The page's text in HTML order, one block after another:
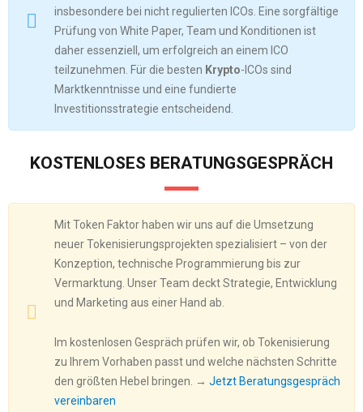
insbesondere bei nicht regulierten ICOs. Eine sorgfältige
Prüfung von White Paper, Team und Konditionen ist
daher essenziell, um erfolgreich an einem ICO
teilzunehmen. Für die besten Krypto-ICOs sind
Marktkenntnisse und eine fundierte
Investitionsstrategie entscheidend.
KOSTENLOSES BERATUNGSGESPRÄCH
Mit Token Faktor haben wir uns auf die Umsetzung
neuer Tokenisierungsprojekten spezialisiert – von der
Konzeption, technische Programmierung bis zur
Vermarktung. Unser Team deckt Strategie, Entwicklung
und Marketing aus einer Hand ab.
Im kostenlosen Gespräch prüfen wir, ob Tokenisierung
zu Ihrem Vorhaben passt und welche nächsten Schritte
den größten Hebel bringen. → Jetzt Beratungsgespräch
vereinbaren